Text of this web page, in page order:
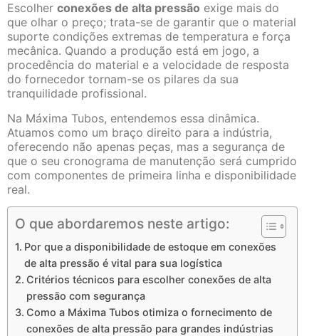
Escolher conexões de alta pressão exige mais do
que olhar o preço; trata-se de garantir que o material
suporte condições extremas de temperatura e força
mecânica. Quando a produção está em jogo, a
procedência do material e a velocidade de resposta
do fornecedor tornam-se os pilares da sua
tranquilidade profissional.
Na Máxima Tubos, entendemos essa dinâmica.
Atuamos como um braço direito para a indústria,
oferecendo não apenas peças, mas a segurança de
que o seu cronograma de manutenção será cumprido
com componentes de primeira linha e disponibilidade
real.
O que abordaremos neste artigo:
Por que a disponibilidade de estoque em conexões
de alta pressão é vital para sua logística
Critérios técnicos para escolher conexões de alta
pressão com segurança
Como a Máxima Tubos otimiza o fornecimento de
conexões de alta pressão para grandes indústrias